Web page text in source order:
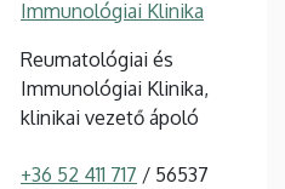
Immunológiai Klinika
Reumatológiai és
Immunológiai Klinika,
klinikai vezető ápoló
+36 52 411 717 / 56537